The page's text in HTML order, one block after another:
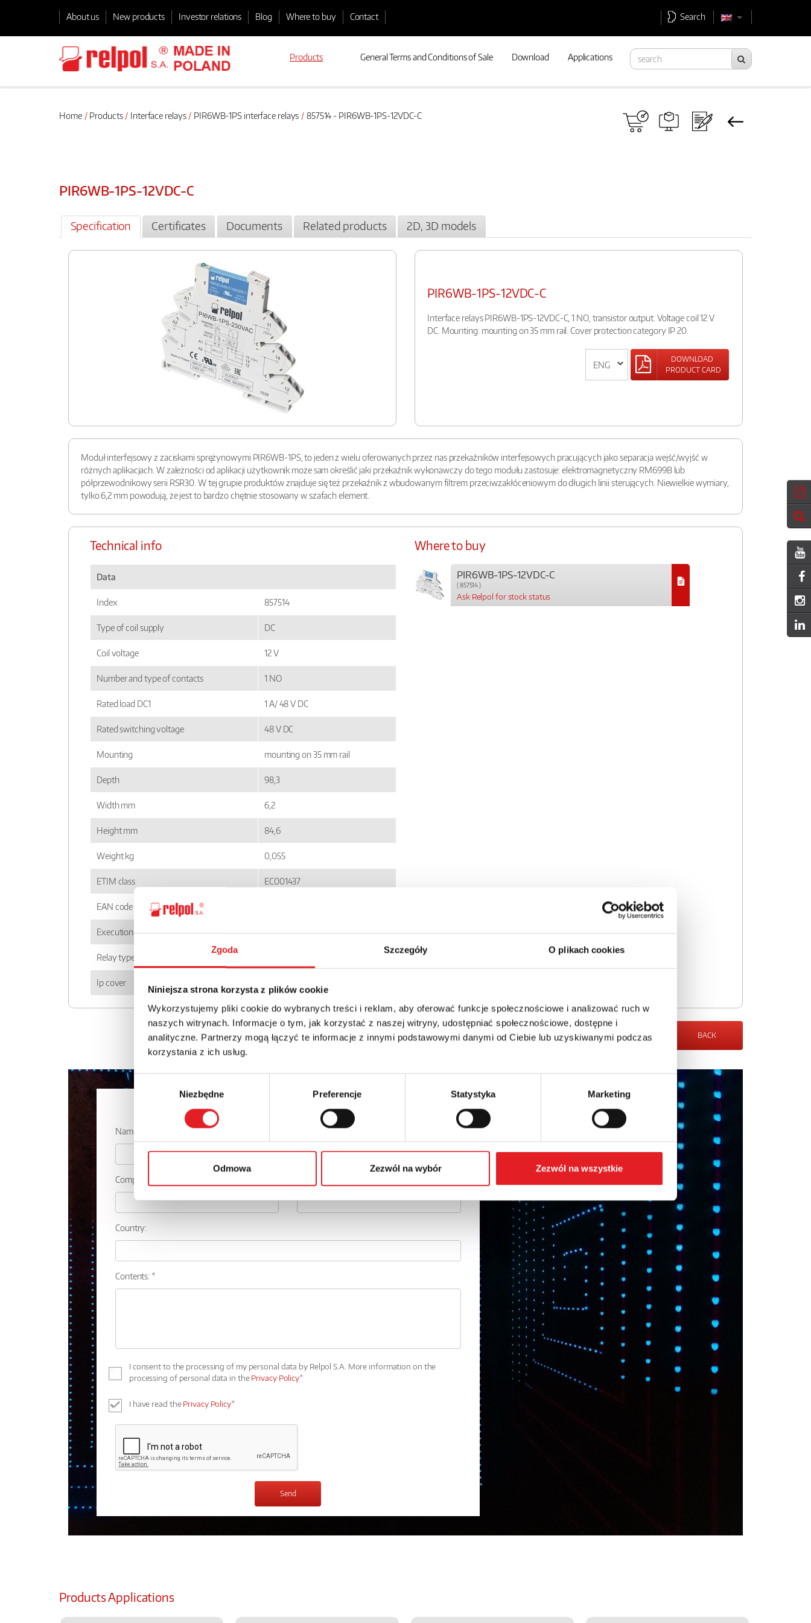
Zgoda Szczegóły O plikach cookies
Niniejsza strona korzysta z plików cookie
Wykorzystujemy pliki cookie do wybranych treści i reklam, aby oferować funkcje społecznościowe i analizować ruch w
naszych witrynach. Informacje o tym, jak korzystać z naszej witryny, udostępniać społecznościowe, dostępne i
analityczne. Partnerzy mogą łączyć te informacje z innymi podstawowymi danymi od Ciebie lub uzyskiwanymi podczas
korzystania z ich usług.
Niezbędne Preferencje Statystyka Marketing
Odmowa Zezwól na wybór Zezwól na wszystkie
About us New products Investor relations Blog Where to buy Contact Search
Products General Terms and Conditions of Sale Download Applications
Home Products Interface relays PIR6WB-1PS interface relays 857514 - PIR6WB-1PS-12VDC-C
PIR6WB-1PS-12VDC-C
Specification Certificates Documents Related products 2D, 3D models
PIR6WB-1PS-12VDC-C
Interface relays PIR6WB-1PS-12VDC-C, 1 NO, transistor output. Voltage coil 12 V
DC. Mounting: mounting on 35 mm rail. Cover protection category IP 20.
DOWNLOAD
PRODUCT CARD
Moduł interfejsowy z zaciskami sprężynowymi PIR6WB-1PS, to jeden z wielu oferowanych przez nas przekaźników interfejsowych pracujących jako separacja wejść/wyjść w
różnych aplikacjach. W zależności od aplikacji użytkownik może sam określić jaki przekaźnik wykonawczy do tego modułu zastosuje: elektromagnetyczny RM699B lub
półprzewodnikowy serii RSR30. W tej grupie produktów znajduje się też przekaźnik z wbudowanym filtrem przeciwzakłóceniowym do długich linii sterujących. Niewielkie wymiary,
tylko 6,2 mm powodują, że jest to bardzo chętnie stosowany w szafach element.
Technical info
Data
Index 857514
Type of coil supply DC
Coil voltage 12 V
Number and type of contacts 1 NO
Rated load DC1 1 A/ 48 V DC
Rated switching voltage 48 V DC
Mounting mounting on 35 mm rail
Depth 98,3
Width mm 6,2
Height mm 84,6
Weight kg 0,055
ETIM class EC001437
EAN code
Execution niestandardowe
Relay type
Ip cover
Where to buy
PIR6WB-1PS-12VDC-C
( 857514 )
Ask Relpol for stock status
BACK
Ask for the details of the offer
Name: *
Company:
Country:
Contents: *
I consent to the processing of my personal data by Relpol S.A. More information on the
processing of personal data in thePrivacy Policy*
I have read thePrivacy Policy*
Products Applications